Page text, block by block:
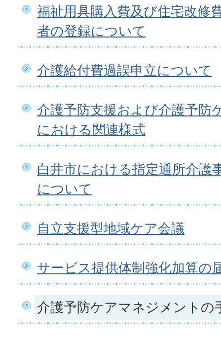
福祉用具購入費及び住宅改修
者の登録について
介護給付費過誤申立について
介護予防支援および介護予防
における関連様式
白井市における指定通所介護
について
自立支援型地域ケア会議
サービス提供体制強化加算の
介護予防ケアマネジメントの